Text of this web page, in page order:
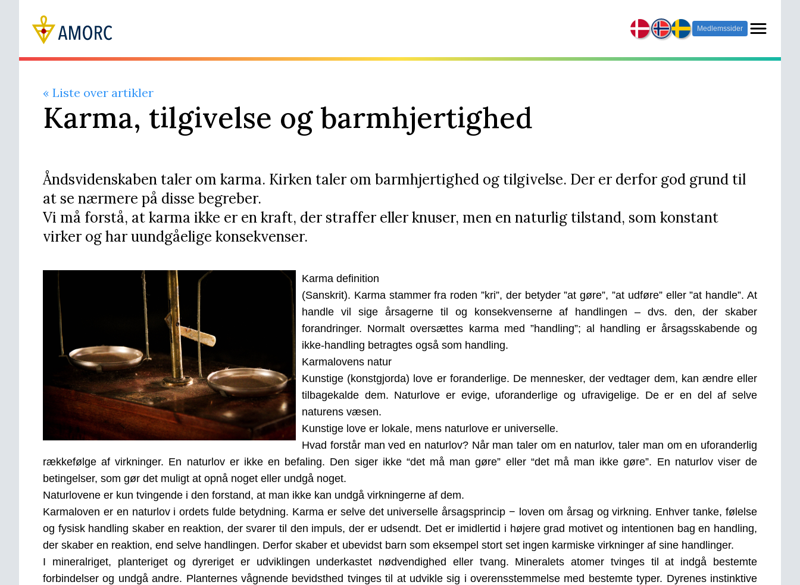
Medlemssider
« Liste over artikler
​Karma, tilgivelse og barmhjertighed
Åndsvidenskaben taler om karma. Kirken taler om barmhjertighed og tilgivelse. Der er derfor god grund til
at se nærmere på disse begreber.
Vi må forstå, at karma ikke er en kraft, der straffer eller knuser, men en naturlig tilstand, som konstant
virker og har uundgåelige konsekvenser.
Karma definition
(Sanskrit). Karma stammer fra roden ”kri”, der betyder ”at gøre”, ”at udføre” eller ”at handle”. At
handle vil sige årsagerne til og konsekvenserne af handlingen – dvs. den, der skaber
forandringer. Normalt oversættes karma med ”handling”; al handling er årsagsskabende og
ikke-handling betragtes også som handling.
Karmalovens natur
Kunstige (konstgjorda) love er foranderlige. De mennesker, der vedtager dem, kan ændre eller
tilbagekalde dem. Naturlove er evige, uforanderlige og ufravigelige. De er en del af selve
naturens væsen.
Kunstige love er lokale, mens naturlove er universelle.
Hvad forstår man ved en naturlov? Når man taler om en naturlov, taler man om en uforanderlig
rækkefølge af virkninger. En naturlov er ikke en befaling. Den siger ikke “det må man gøre” eller “det må man ikke gøre”. En naturlov viser de
betingelser, som gør det muligt at opnå noget eller undgå noget.
Naturlovene er kun tvingende i den forstand, at man ikke kan undgå virkningerne af dem.
Karmaloven er en naturlov i ordets fulde betydning. Karma er selve det universelle årsagsprincip − loven om årsag og virkning. Enhver tanke, følelse
og fysisk handling skaber en reaktion, der svarer til den impuls, der er udsendt. Det er imidlertid i højere grad motivet og intentionen bag en handling,
der skaber en reaktion, end selve handlingen. Derfor skaber et ubevidst barn som eksempel stort set ingen karmiske virkninger af sine handlinger.
I mineralriget, planteriget og dyreriget er udviklingen underkastet nødvendighed eller tvang. Mineralets atomer tvinges til at indgå bestemte
forbindelser og undgå andre. Planternes vågnende bevidsthed tvinges til at udvikle sig i overensstemmelse med bestemte typer. Dyrenes instinktive